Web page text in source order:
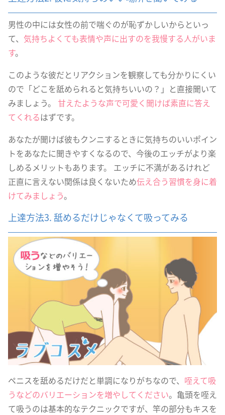
男性の中には女性の前で喘ぐのが恥ずかしいからといっ
て、 気持ちよくても表情や声に出すのを我慢する人がいま
す。
このような彼だとリアクションを観察しても分かりにくい
ので「どこを舐められると気持ちいいの？」と直接聞いて
みましょう。 甘えたような声で可愛く聞けば素直に答え
てくれるはずです。
あなたが聞けば彼もクンニするときに気持ちのいいポイン
トをあなたに聞きやすくなるので、今後のエッチがより楽
しめるメリットもあります。 エッチに不満があるけれど
正直に言えない関係は良くないため伝え合う習慣を身に着
けてみましょう。
上達方法3. 舐めるだけじゃなくて吸ってみる
ペニスを舐めるだけだと単調になりがちなので、 咥えて吸
うなどのバリエーションを増やしてください。亀頭を咥え
て吸うのは基本的なテクニックですが、竿の部分もキスを